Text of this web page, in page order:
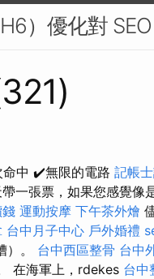
）優化對
命中 ✔️無限的電路 記帳
一張票，如果您感覺像
運動按摩 下午茶外燴
台中月子中心 戶外婚禮
）。 台中西區整骨 台中
在海軍上，rdekes 台中